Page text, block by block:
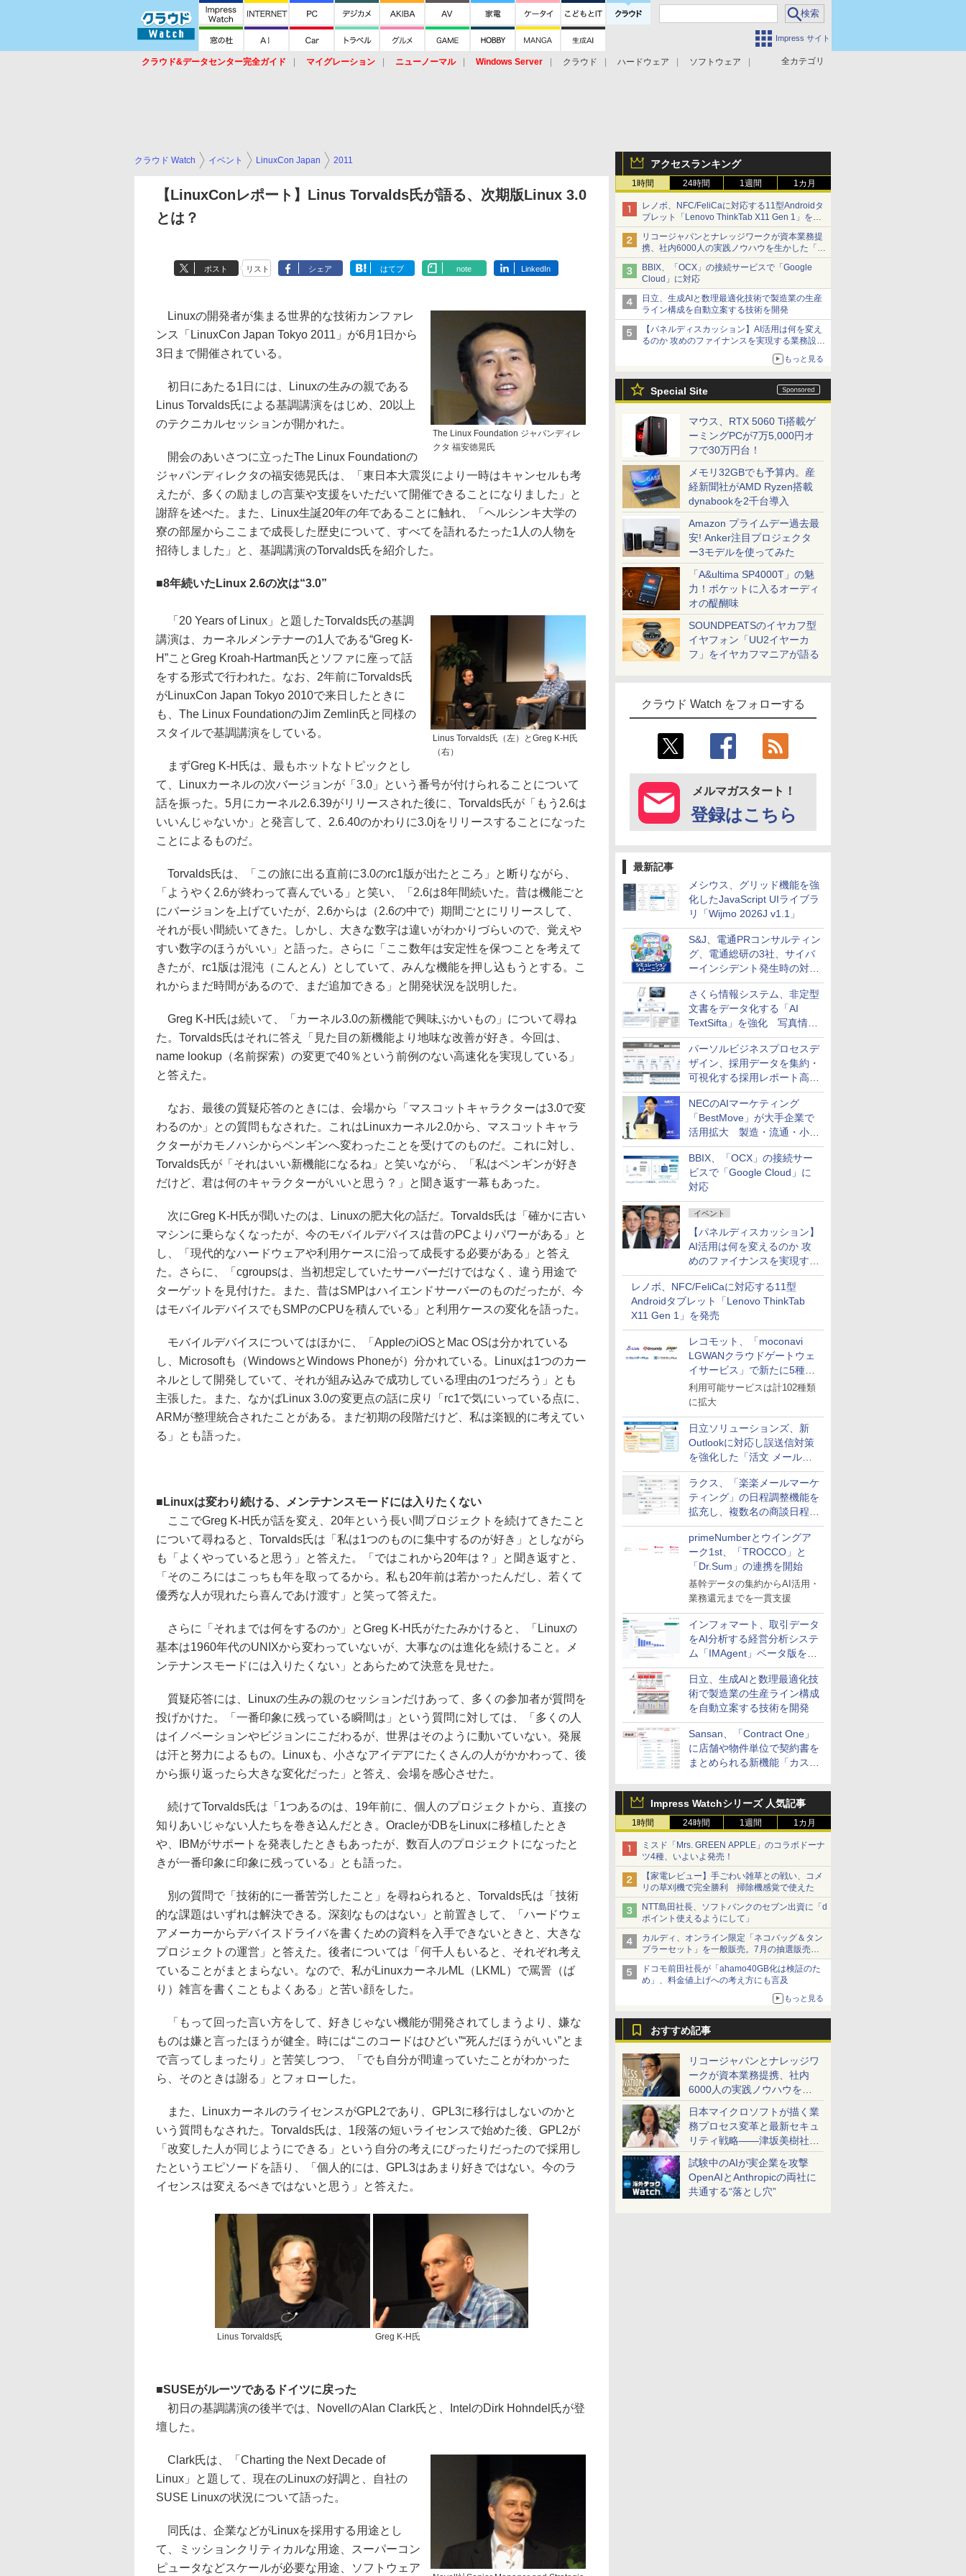
Impress サイト
全カテゴリ
クラウド&データセンター完全ガイド マイグレーション ニューノーマル Windows Server クラウド ハードウェア
ソフトウェア
アクセスランキング
1時間 24時間 1週間 1カ月
レノボ、NFC/FeliCaに対応する11型Androidタ
ブレット「Lenovo ThinkTab X11 Gen 1」を発
売
リコージャパンとナレッジワークが資本業務提
携、社内6000人の実践ノウハウを生かした「AI
商談記録 for RICOH」を展開へ
BBIX、「OCX」の接続サービスで「Google
Cloud」に対応
日立、生成AIと数理最適化技術で製造業の生産
ライン構成を自動立案する技術を開発
【パネルディスカッション】AI活用は何を変え
るのか 攻めのファイナンスを実現する業務設計
もっと見る
Special Site
マウス、RTX 5060 Ti搭載ゲ
ーミングPCが7万5,000円オ
フで30万円台！
メモリ32GBでも予算内。産
経新聞社がAMD Ryzen搭載
dynabookを2千台導入
Amazon プライムデー過去最
安! Anker注目プロジェクタ
ー3モデルを使ってみた
「A&ultima SP4000T」の魅
力！ポケットに入るオーディ
オの醍醐味
SOUNDPEATSのイヤカフ型
イヤフォン「UU2イヤーカ
フ」をイヤカフマニアが語る
クラウド Watch をフォローする
メルマガスタート！
登録はこちら
最新記事
メシウス、グリッド機能を強
化したJavaScript UIライブラ
リ「Wijmo 2026J v1.1」
S&J、電通PRコンサルティン
グ、電通総研の3社、サイバ
ーインシデント発生時の対応
と危機管理広報を一体的に訓
練するプログラムを提供
さくら情報システム、非定型
文書をデータ化する「AI
TextSifta」を強化 写真情報
のデータ化などに対応
パーソルビジネスプロセスデ
ザイン、採用データを集約・
可視化する採用レポート高速
化サービスを提供
NECのAIマーケティング
「BestMove」が大手企業で
活用拡大 製造・流通・小売
企業・広告代理店などが実装
フェーズへ
BBIX、「OCX」の接続サー
ビスで「Google Cloud」に
対応
イベント
【パネルディスカッション】
AI活用は何を変えるのか 攻
めのファイナンスを実現する
業務設計とマインドセット変
革
レノボ、NFC/FeliCaに対応する11型
Androidタブレット「Lenovo ThinkTab
X11 Gen 1」を発売
レコモット、「moconavi
LGWANクラウドゲートウェ
イサービス」で新たに5種類
のサービスと連携開始
利用可能サービスは計102種類
に拡大
日立ソリューションズ、新
Outlookに対応し誤送信対策
を強化した「活文 メール誤
送信防止アドインサービス」
を提供
ラクス、「楽楽メールマーケ
ティング」の日程調整機能を
拡充し、複数名の商談日程調
整を効率化
primeNumberとウイングア
ーク1st、「TROCCO」と
「Dr.Sum」の連携を開始
基幹データの集約からAI活用・
業務還元までを一貫支援
インフォマート、取引データ
をAI分析する経営分析システ
ム「IMAgent」ベータ版を提
供
日立、生成AIと数理最適化技
術で製造業の生産ライン構成
を自動立案する技術を開発
Sansan、「Contract One」
に店舗や物件単位で契約書を
まとめられる新機能「カスタ
Impress Watchシリーズ 人気記事
1時間 24時間 1週間 1カ月
ミスド「Mrs. GREEN APPLE」のコラボドーナ
ツ4種、いよいよ発売！
【家電レビュー】手ごわい雑草との戦い、コメ
リの草刈機で完全勝利 掃除機感覚で使えた
NTT島田社長、ソフトバンクのセブン出資に「d
ポイント使えるようにして」
カルディ、オンライン限定「ネコバッグ＆タン
ブラーセット」を一般販売。7月の抽選販売の
当選無効分
ドコモ前田社長が「ahamo40GB化は検証のた
め」、料金値上げへの考え方にも言及
もっと見る
おすすめ記事
リコージャパンとナレッジワ
ークが資本業務提携、社内
6000人の実践ノウハウを生
かした「AI商談記録 for
RICOH」を展開へ
日本マイクロソフトが描く業
務プロセス変革と最新セキュ
リティ戦略――津坂美樹社長
が2027年度戦略を説明
試験中のAIが実企業を攻撃
OpenAIとAnthropicの両社に
共通する“落とし穴”
クラウド Watch イベント LinuxCon Japan 2011
【LinuxConレポート】Linus Torvalds氏が語る、次期版Linux 3.0
とは？
ポスト リスト シェア はてブ note LinkedIn
The Linux Foundation ジャパンディレ
クタ 福安徳晃氏
Linuxの開発者が集まる世界的な技術カンファレ
ンス「LinuxCon Japan Tokyo 2011」が6月1日から
3日まで開催されている。
初日にあたる1日には、Linuxの生みの親である
Linus Torvalds氏による基調講演をはじめ、20以上
のテクニカルセッションが開かれた。
開会のあいさつに立ったThe Linux Foundationの
ジャパンディレクタの福安徳晃氏は、「東日本大震災により一時はキャンセルも考
えたが、多くの励ましの言葉や支援をいただいて開催できることになりました」と
謝辞を述べた。また、Linux生誕20年の年であることに触れ、「ヘルシンキ大学の
寮の部屋からここまで成長した歴史について、すべてを語れるたった1人の人物を
招待しました」と、基調講演のTorvalds氏を紹介した。
■8年続いたLinux 2.6の次は“3.0”
Linus Torvalds氏（左）とGreg K-H氏
（右）
「20 Years of Linux」と題したTorvalds氏の基調
講演は、カーネルメンテナーの1人である“Greg K-
H”ことGreg Kroah-Hartman氏とソファに座って話
をする形式で行われた。なお、2年前にTorvalds氏
がLinuxCon Japan Tokyo 2010で来日したときに
も、The Linux FoundationのJim Zemlin氏と同様の
スタイルで基調講演をしている。
まずGreg K-H氏は、最もホットなトピックとし
て、Linuxカーネルの次バージョンが「3.0」という番号が付けられることについて
話を振った。5月にカーネル2.6.39がリリースされた後に、Torvalds氏が「もう2.6は
いいんじゃないか」と発言して、2.6.40のかわりに3.0jをリリースすることになった
ことによるものだ。
Torvalds氏は、「この旅に出る直前に3.0のrc1版が出たところ」と断りながら、
「ようやく2.6が終わって喜んでいる」と笑い、「2.6は8年間続いた。昔は機能ごと
にバージョンを上げていたが、2.6からは（2.6の中で）期間ごとにリリースして、
それが長い間続いてきた。しかし、大きな数字は違いがわかりづらいので、覚えや
すい数字のほうがいい」と語った。さらに「ここ数年は安定性を保つことを考えて
きたが、rc1版は混沌（こんとん）としていて、みんな機能を押し込もうとする。こ
れからまだ時間があるので、まだ追加できる」と開発状況を説明した。
Greg K-H氏は続いて、「カーネル3.0の新機能で興味ぶかいもの」について尋ね
た。Torvalds氏はそれに答え「見た目の新機能より地味な改善が好き。今回は、
name lookup（名前探索）の変更で40％という前例のない高速化を実現している」
と答えた。
なお、最後の質疑応答のときには、会場から「マスコットキャラクターは3.0で変
わるのか」との質問もなされた。これはLinuxカーネル2.0から、マスコットキャラ
クターがカモノハシからペンギンへ変わったことを受けてのものだ。これに対し、
Torvalds氏が「それはいい新機能になるね」と笑いながら、「私はペンギンが好き
だけど、君は何のキャラクターがいいと思う？」と聞き返す一幕もあった。
次にGreg K-H氏が聞いたのは、Linuxの肥大化の話だ。Torvalds氏は「確かに古い
マシンに乗らなくなったが、今のモバイルデバイスは昔のPCよりパワーがある」と
し、「現代的なハードウェアや利用ケースに沿って成長する必要がある」と答え
た。さらに、「cgroupsは、当初想定していたサーバーだけではなく、違う用途で
ターゲットを見付けた。また、昔はSMPはハイエンドサーバーのものだったが、今
はモバイルデバイスでもSMPのCPUを積んでいる」と利用ケースの変化を語った。
モバイルデバイスについてはほかに、「AppleのiOSとMac OSは分かれている
し、Microsoftも（WindowsとWindows Phoneが）分かれている。Linuxは1つのカー
ネルとして開発していて、それが組み込みで成功している理由の1つだろう」とも
主張した。また、なかばLinux 3.0の変更点の話に戻り「rc1で気にいっている点に、
ARMが整理統合されたことがある。まだ初期の段階だけど、私は楽観的に考えてい
る」とも語った。
■ Linuxは変わり続ける、メンテナンスモードには入りたくない
ここでGreg K-H氏が話を変え、20年という長い間プロジェクトを続けてきたこと
について尋ねると、Torvalds氏は「私は1つのものに集中するのが好き」としながら
も「よくやっていると思う」と答えた。「ではこれから20年は？」と聞き返すと、
「そのころにはこっちも年を取ってるから。私も20年前は若かったんだし、若くて
優秀な人が現れたら喜んであけ渡す」と笑って答えた。
さらに「それまでは何をするのか」とGreg K-H氏がたたみかけると、「Linuxの
基本は1960年代のUNIXから変わっていないが、大事なのは進化を続けること。メ
ンテナンスモードには入りたくない」とあらためて決意を見せた。
質疑応答には、Linuxの生みの親のセッションだけあって、多くの参加者が質問を
投げかけた。「一番印象に残っている瞬間は」という質問に対しては、「多くの人
はイノベーションやビジョンにこだわるが、世界はそのように動いていない。発展
は汗と努力によるもの。Linuxも、小さなアイデアにたくさんの人がかかわって、後
から振り返ったら大きな変化だった」と答え、会場を感心させた。
続けてTorvalds氏は「1つあるのは、19年前に、個人のプロジェクトから、直接の
知りあいじゃない人たちを巻き込んだとき。OracleがDBをLinuxに移植したとき
や、IBMがサポートを発表したときもあったが、数百人のプロジェクトになったと
きが一番印象に印象に残っている」とも語った。
別の質問で「技術的に一番苦労したこと」を尋ねられると、Torvalds氏は「技術
的な課題はいずれは解決できる。深刻なものはない」と前置きして、「ハードウェ
アメーカーからデバイスドライバを書くための資料を入手できないときと、大きな
プロジェクトの運営」と答えた。後者については「何千人もいると、それぞれ考え
ていることがまとまらない。なので、私がLinuxカーネルML（LKML）で罵詈（ば
り）雑言を書くこともよくある」と苦い顔をした。
「もって回った言い方をして、好きじゃない機能が開発されてしまうより、嫌な
ものは嫌と言ったほうが健全。時には“このコードはひどい”“死んだほうがいい”とま
で言ってしまったり」と苦笑しつつ、「でも自分が間違っていたことがわかった
ら、そのときは謝る」とフォローした。
また、LinuxカーネルのライセンスがGPL2であり、GPL3に移行はしないのかと
いう質問もなされた。Torvalds氏は、1段落の短いライセンスで始めた後、GPL2が
「改変した人が同じようにできる」という自分の考えにぴったりだったので採用し
たというエピソードを語り、「個人的には、GPL3はあまり好きではない。今のラ
イセンスは変えるべきではないと思う」と答えた。
Linus Torvalds氏 Greg K-H氏
■SUSEがルーツであるドイツに戻った
初日の基調講演の後半では、NovellのAlan Clark氏と、IntelのDirk Hohndel氏が登
壇した。
Clark氏は、「Charting the Next Decade of
Linux」と題して、現在のLinuxの好調と、自社の
SUSE Linuxの状況について語った。
同氏は、企業などがLinuxを採用する用途とし
て、ミッションクリティカルな用途、スーパーコン
ピュータなどスケールが必要な用途、ソフトウェア